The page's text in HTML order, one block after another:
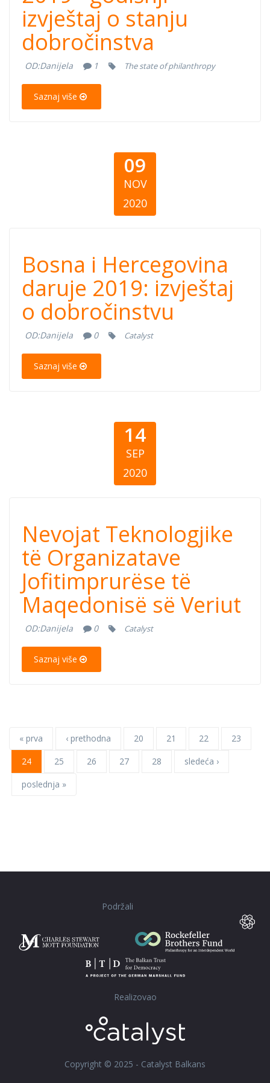
izvještaj o stanju
dobročinstva
OD:Danijela 1 The state of philanthropy
Saznaj više
09
NOV
2020
Bosna i
Hercegovina
daruje 2019:
izvještaj o
dobročinstvu
Bosna i Hercegovina
daruje 2019: izvještaj
o dobročinstvu
OD:Danijela 0 Catalyst
Saznaj više
14
SEP
2020
Nevojat
Teknologjike të
Organizatave
Jofitimprurëse
të Maqedonisë
së Veriut
Nevojat Teknologjike
të Organizatave
Jofitimprurëse të
Maqedonisë së Veriut
OD:Danijela 0 Catalyst
Saznaj više
« prva ‹ prethodna 20 21 22
23
24
25 26 27 28
sledeća ›
poslednja »
Podržali
Realizovao
Copyright © 2025 - Catalyst Balkans